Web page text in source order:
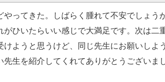
やってきた。しばらく腫れて不安でしょう
がひいたらいい感じで大満足です。次は二
けようと思うけど、同じ先生にお願いしよう
先生を紹介してくれてありがとうございま